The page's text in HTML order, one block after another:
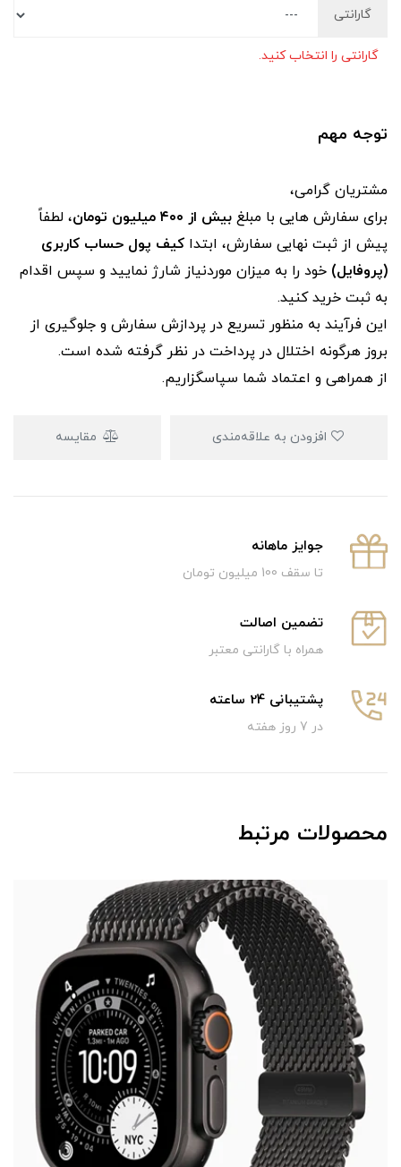
گارانتی
گارانتی را انتخاب کنید.
توجه مهم
مشتریان گرامی،
برای سفارش‌ هایی با مبلغ بیش از ۴۰۰ میلیون تومان
، لطفاً
پیش از ثبت نهایی سفارش، ابتدا کیف پول حساب کاربری
(پروفایل) خود را به میزان موردنیاز شارژ نمایید و سپس اقدام
به ثبت خرید کنید.
این فرآیند به‌ منظور تسریع در پردازش سفارش و جلوگیری از
بروز هرگونه اختلال در پرداخت در نظر گرفته شده است.
از همراهی و اعتماد شما سپاسگزاریم.
مقایسه
جوایز ماهانه
تا سقف 100 میلیون تومان
تضمین اصالت
همراه با گارانتی معتبر
پشتیبانی 24 ساعته
در 7 روز هفته
محصولات مرتبط